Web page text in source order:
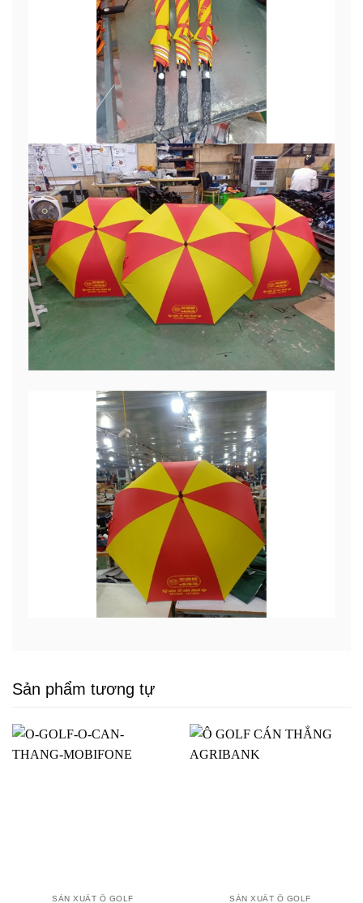
Sản phẩm tương tự
SẢN XUẤT Ô GOLF SẢN XUẤT Ô GOLF